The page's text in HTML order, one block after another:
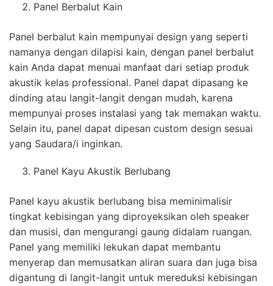
Panel Berbalut Kain
Panel berbalut kain mempunyai design yang seperti
namanya dengan dilapisi kain, dengan panel berbalut
kain Anda dapat menuai manfaat dari setiap produk
akustik kelas professional. Panel dapat dipasang ke
dinding atau langit-langit dengan mudah, karena
mempunyai proses instalasi yang tak memakan waktu.
Selain itu, panel dapat dipesan custom design sesuai
yang Saudara/i inginkan.
Panel Kayu Akustik Berlubang
Panel kayu akustik berlubang bisa meminimalisir
tingkat kebisingan yang diproyeksikan oleh speaker
dan musisi, dan mengurangi gaung didalam ruangan.
Panel yang memiliki lekukan dapat membantu
menyerap dan memusatkan aliran suara dan juga bisa
digantung di langit-langit untuk mereduksi kebisingan